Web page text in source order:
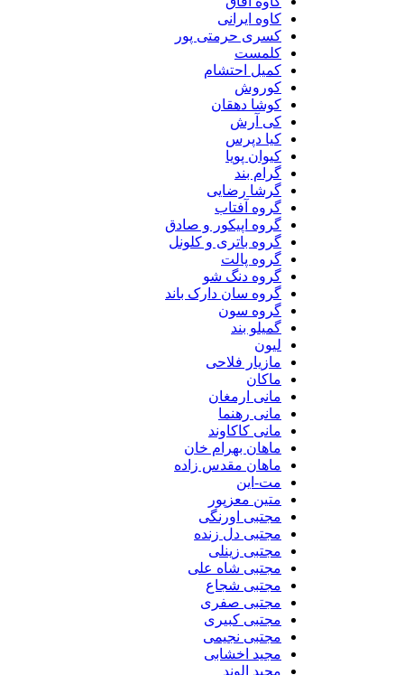
کاوه ایرانی
کسری حرمتی پور
کلمست
کمیل احتشام
کوروش
کوشا دهقان
کی آرش
کیا دپرس
کیوان پویا
گرام بند
گرشا رضایی
گروه آفتاب
گروه اپیکور و صادق
گروه باتری و کلونل
گروه پالت
گروه دنگ شو
گروه سان دارک باند
گروه سون
گمیلو بند
لیون
مازیار فلاحی
ماکان
مانی ارمغان
مانی رهنما
مانی کاکاوند
ماهان بهرام خان
ماهان مقدس زاده
مت-این
متین معزپور
مجتبی اورنگی
مجتبی دل زنده
مجتبی زینلی
مجتبی شاه علی
مجتبی شجاع
مجتبی صفری
مجتبی کبیری
مجتبی نجیمی
مجید اخشابی
مجید الوند‎